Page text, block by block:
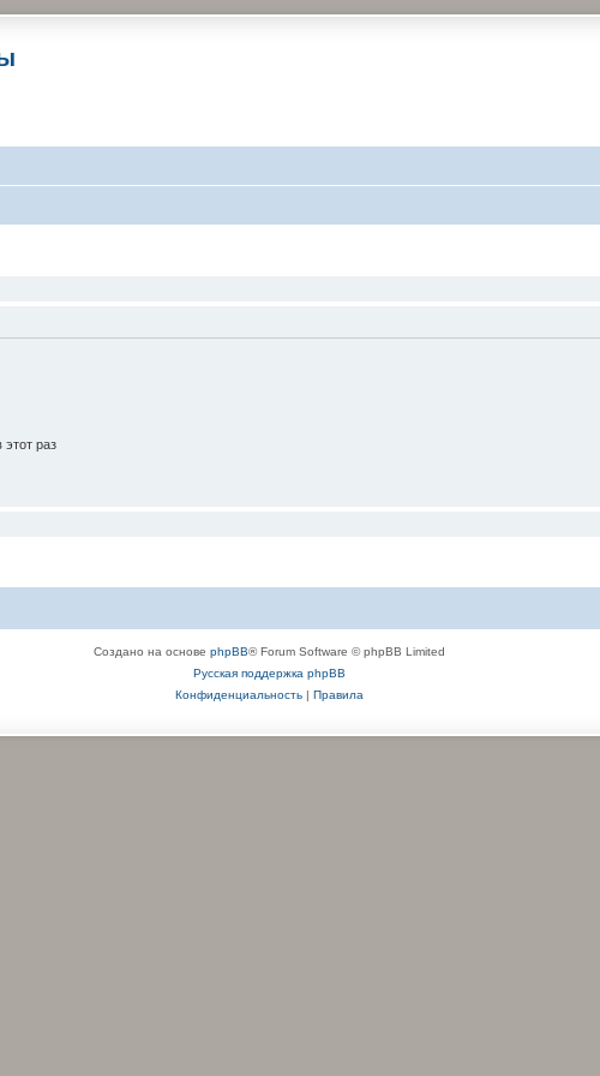
раз
Создано на основе phpBB® Forum Software © phpBB Limited
Русская поддержка phpBB
Конфиденциальность| Правила